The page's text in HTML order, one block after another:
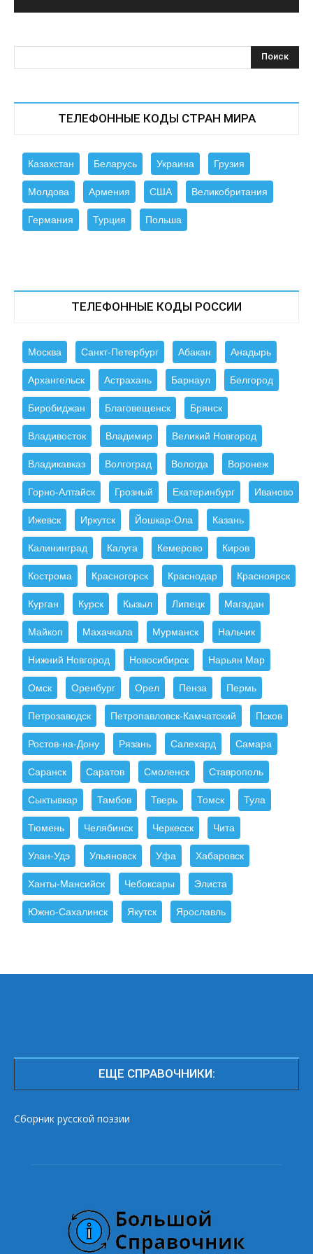
ТЕЛЕФОННЫЕ КОДЫ СТРАН МИРА
Казахстан Беларусь Украина Грузия
Молдова Армения США Великобритания
Германия Турция Польша
ТЕЛЕФОННЫЕ КОДЫ РОССИИ
Москва Санкт-Петербург Абакан Анадырь
Архангельск Астрахань Барнаул Белгород
Биробиджан Благовещенск Брянск
Владивосток Владимир Великий Новгород
Владикавказ Волгоград Вологда Воронеж
Горно-Алтайск Грозный Екатеринбург Иваново
Ижевск Иркутск Йошкар-Ола Казань
Калининград Калуга Кемерово Киров
Кострома Красногорск Краснодар Красноярск
Курган Курск Кызыл Липецк Магадан
Майкоп Махачкала Мурманск Нальчик
Нижний Новгород Новосибирск Нарьян Мар
Омск Оренбург Орел Пенза Пермь
Петрозаводск Петропавловск-Камчатский Псков
Ростов-на-Дону Рязань Салехард Самара
Саранск Саратов Смоленск Ставрополь
Сыктывкар Тамбов Тверь Томск Тула
Тюмень Челябинск Черкесск Чита
Улан-Удэ Ульяновск Уфа Хабаровск
Ханты-Мансийск Чебоксары Элиста
Южно-Сахалинск Якутск Ярославль
ЕЩЕ СПРАВОЧНИКИ:
Сборник русской поэзии